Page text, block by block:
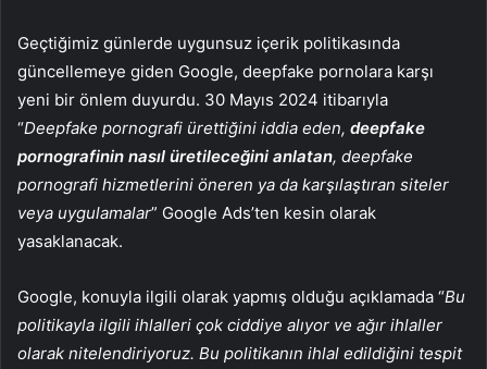
Geçtiğimiz günlerde uygunsuz içerik politikasında
güncellemeye giden Google, deepfake pornolara karşı
yeni bir önlem duyurdu. 30 Mayıs 2024 itibarıyla
“Deepfake pornografi ürettiğini iddia eden, deepfake
pornografinin nasıl üretileceğini anlatan, deepfake
pornografi hizmetlerini öneren ya da karşılaştıran siteler
veya uygulamalar” Google Ads’ten kesin olarak
yasaklanacak.
Google, konuyla ilgili olarak yapmış olduğu açıklamada “Bu
politikayla ilgili ihlalleri çok ciddiye alıyor ve ağır ihlaller
olarak nitelendiriyoruz. Bu politikanın ihlal edildiğini tespit